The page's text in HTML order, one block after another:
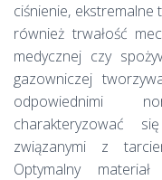
ciśnienie,
również trwałość
medycznej czy
gazowniczej
odpowiednimi
charakteryzować
związanymi z
Optymalny